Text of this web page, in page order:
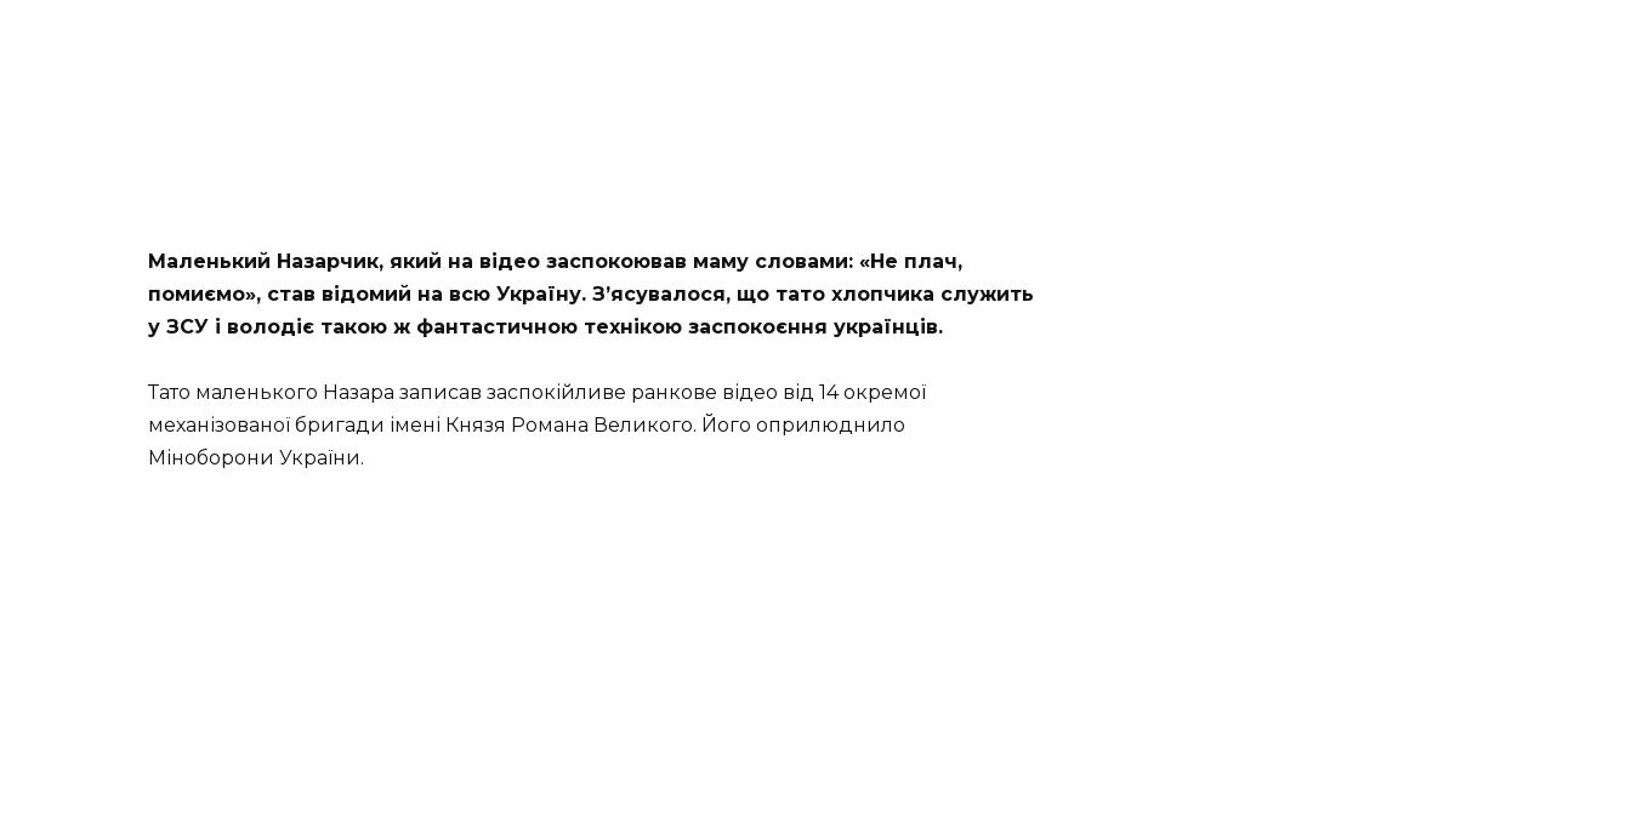
Маленький Назарчик, який на відео заспокоював маму словами: «Не плач,
помиємо», став відомий на всю Україну. З’ясувалося, що тато хлопчика служить
у ЗСУ і володіє такою ж фантастичною технікою заспокоєння українців.
Тато маленького Назара записав заспокійливе ранкове відео від 14 окремої
механізованої бригади імені Князя Романа Великого. Його оприлюднило
Міноборони України.